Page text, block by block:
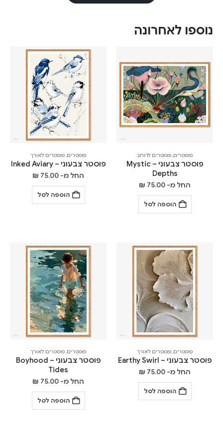
נוספו לאחרונה
פוסטרים,פוסטרים לרוחב
פוסטר צבעוני – Mystic
Depths
החל מ- ₪ 75.00
הוספה לסל
פוסטרים,פוסטרים לאורך
פוסטר צבעוני – Inked Aviary
החל מ- ₪ 75.00
הוספה לסל
פוסטרים,פוסטרים לאורך
פוסטר צבעוני – Earthy Swirl
החל מ- ₪ 75.00
הוספה לסל
פוסטרים,פוסטרים לאורך
פוסטר צבעוני – Boyhood
Tides
החל מ- ₪ 75.00
הוספה לסל